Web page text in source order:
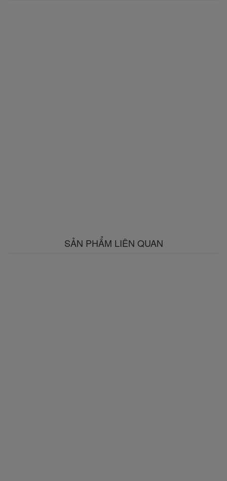
SẢN PHẨM LIÊN QUAN